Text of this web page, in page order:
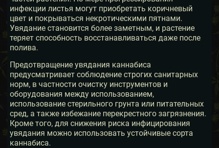
инфекции листья могут приобретать коричневый
цвет и покрываться некротическими пятнами.
Увядание становится более заметным, и растение
теряет способность восстанавливаться даже после
полива.
Предотвращение увядания каннабиса
предусматривает соблюдение строгих санитарных
норм, в частности очистку инструментов и
оборудования между использованием,
использование стерильного грунта или питательных
сред, а также избежание перекрестного загрязнения.
Кроме того, для снижения риска инфицирования
увядания можно использовать устойчивые сорта
каннабиса.